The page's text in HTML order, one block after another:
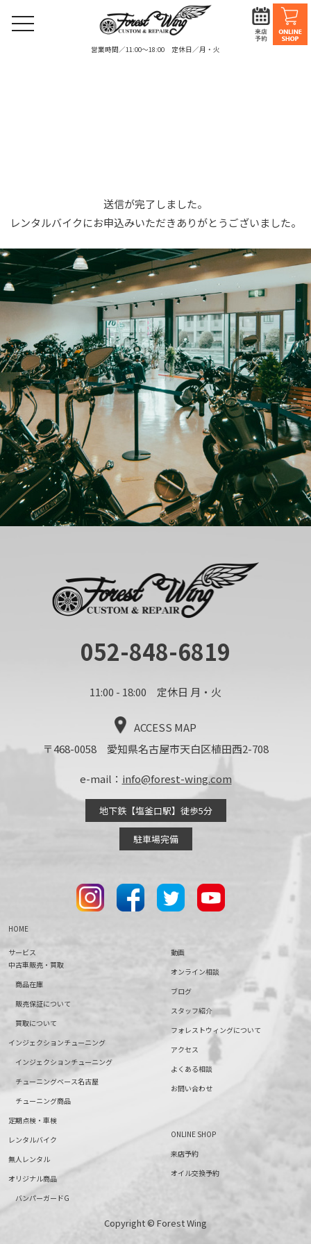
営業時間／11:00〜18:00 定休日／月・火
toggle
送信が完了しました。
レンタルバイクにお申込みいただきありがとうございました。
052-848-6819
11:00 - 18:00 定休日 月・火
ACCESS MAP
〒468-0058 愛知県名古屋市天白区植田西2-708
e-mail： info@forest-wing.com
地下鉄【塩釜口駅】徒歩5分
駐車場完備
HOME
サービス
中古車販売・買取
商品在庫
販売保証について
買取について
インジェクションチューニング
インジェクションチューニング
チューニングベース名古屋
チューニング商品
定期点検・車検
レンタルバイク
無人レンタル
オリジナル商品
バンパーガードG
動画
オンライン相談
ブログ
スタッフ紹介
フォレストウィングについて
アクセス
よくある相談
お問い合わせ
ONLINE SHOP
来店予約
オイル交換予約
Copyright © Forest Wing